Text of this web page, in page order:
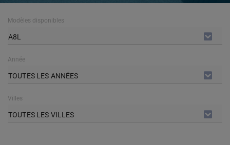
Modèles disponibles
A8L
Année
TOUTES LES ANNÉES
Villes
TOUTES LES VILLES